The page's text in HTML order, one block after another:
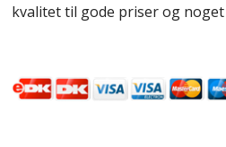
kvalitet til gode priser og